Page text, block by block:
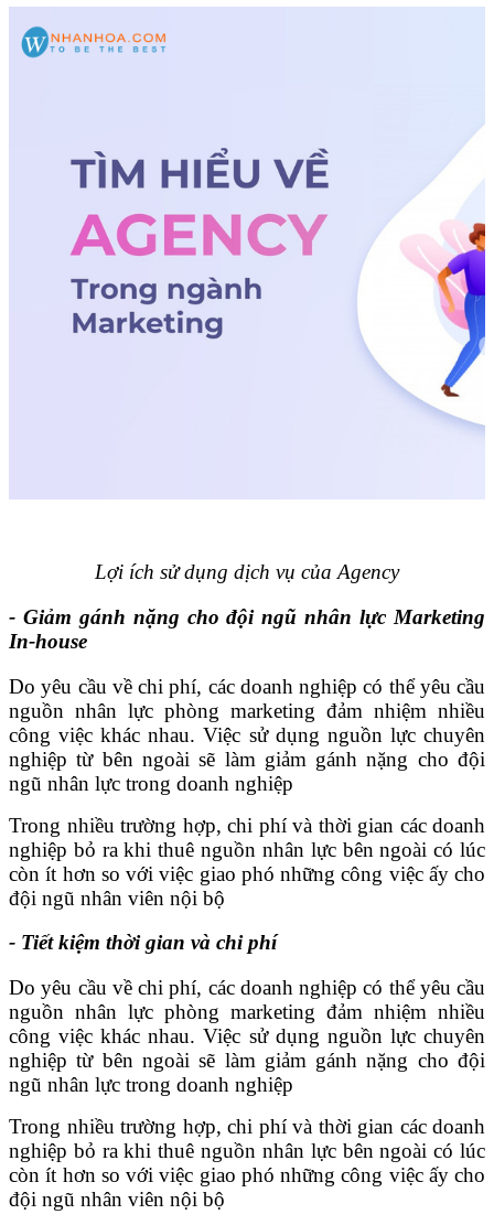
Lợi ích sử dụng dịch vụ của Agency
- Giảm gánh nặng cho đội ngũ nhân lực Marketing
In-house
Do yêu cầu về chi phí, các doanh nghiệp có thể yêu cầu
nguồn nhân lực phòng marketing đảm nhiệm nhiều
công việc khác nhau. Việc sử dụng nguồn lực chuyên
nghiệp từ bên ngoài sẽ làm giảm gánh nặng cho đội
ngũ nhân lực trong doanh nghiệp
Trong nhiều trường hợp, chi phí và thời gian các doanh
nghiệp bỏ ra khi thuê nguồn nhân lực bên ngoài có lúc
còn ít hơn so với việc giao phó những công việc ấy cho
đội ngũ nhân viên nội bộ
- Tiết kiệm thời gian và chi phí
Do yêu cầu về chi phí, các doanh nghiệp có thể yêu cầu
nguồn nhân lực phòng marketing đảm nhiệm nhiều
công việc khác nhau. Việc sử dụng nguồn lực chuyên
nghiệp từ bên ngoài sẽ làm giảm gánh nặng cho đội
ngũ nhân lực trong doanh nghiệp
Trong nhiều trường hợp, chi phí và thời gian các doanh
nghiệp bỏ ra khi thuê nguồn nhân lực bên ngoài có lúc
còn ít hơn so với việc giao phó những công việc ấy cho
đội ngũ nhân viên nội bộ